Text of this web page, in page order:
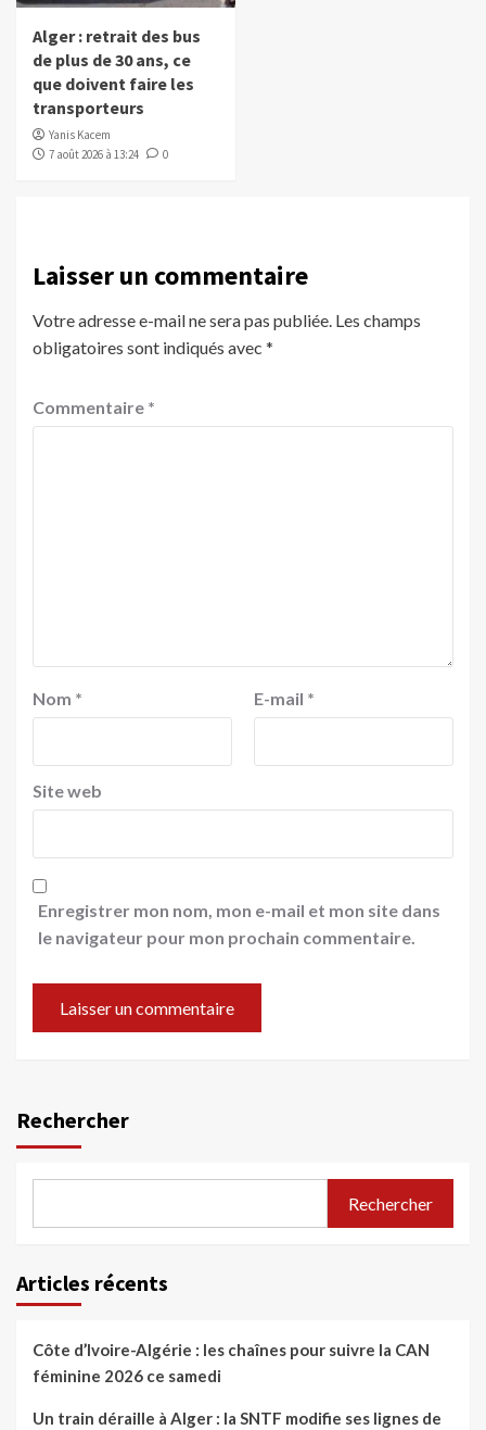
Alger : retrait des bus
de plus de 30 ans, ce
que doivent faire les
transporteurs
Yanis Kacem
7 août 2026 à 13:24
0
Laisser un commentaire
Votre adresse e-mail ne sera pas publiée. Les champs
obligatoires sont indiqués avec *
Commentaire *
Nom * E-mail *
Site web
Enregistrer mon nom, mon e-mail et mon site dans
le navigateur pour mon prochain commentaire.
Rechercher
Rechercher
Articles récents
Côte d’Ivoire-Algérie : les chaînes pour suivre la CAN
féminine 2026 ce samedi
Un train déraille à Alger : la SNTF modifie ses lignes de